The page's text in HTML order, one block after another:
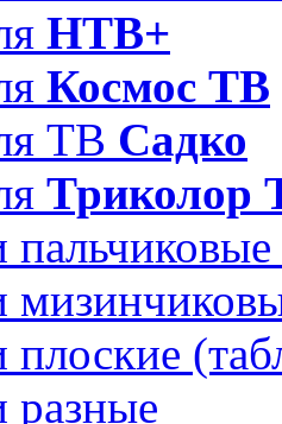
НТВ+
Космос ТВ
ТВ Садко
Триколор
плоские
разные